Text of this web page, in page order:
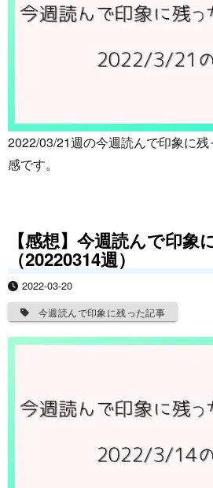
2022/03/21週の今週読んで印象に
感です。
【感想】今週読んで印象
（20220314週）
2022-03-20
今週読んで印象に残った記事